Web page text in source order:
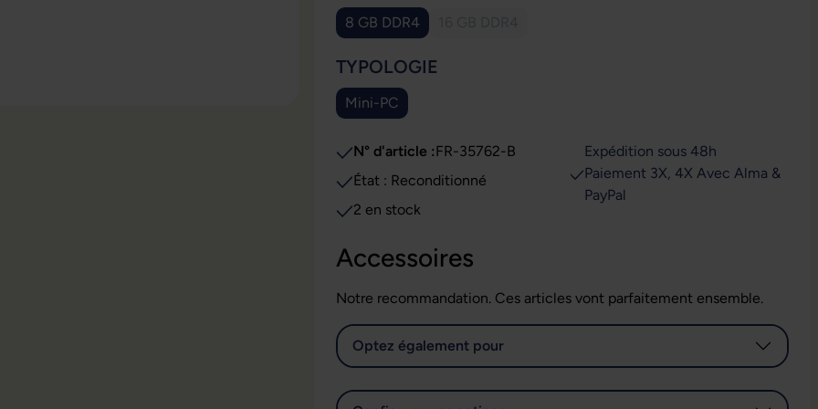
8 GB DDR4
SÉLECTIONNEZ
TYPOLOGIE
Mini-PC
N° d'article :FR-35762-B
État : Reconditionné
2 en stock
Expédition sous 48h
Paiement 3X, 4X Avec Alma &
PayPal
Accessoires
Notre recommandation. Ces articles vont parfaitement ensemble.
Optez également pour